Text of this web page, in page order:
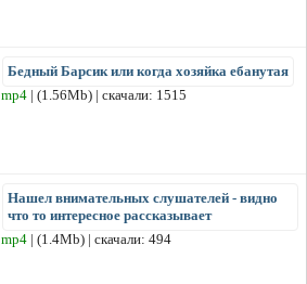
Бедный Барсик или когда хозяйка ебанутая
mp4 | (1.56Mb) | скачали: 1515
Нашел внимательных слушателей - видно
что то интересное рассказывает
mp4 | (1.4Mb) | скачали: 494